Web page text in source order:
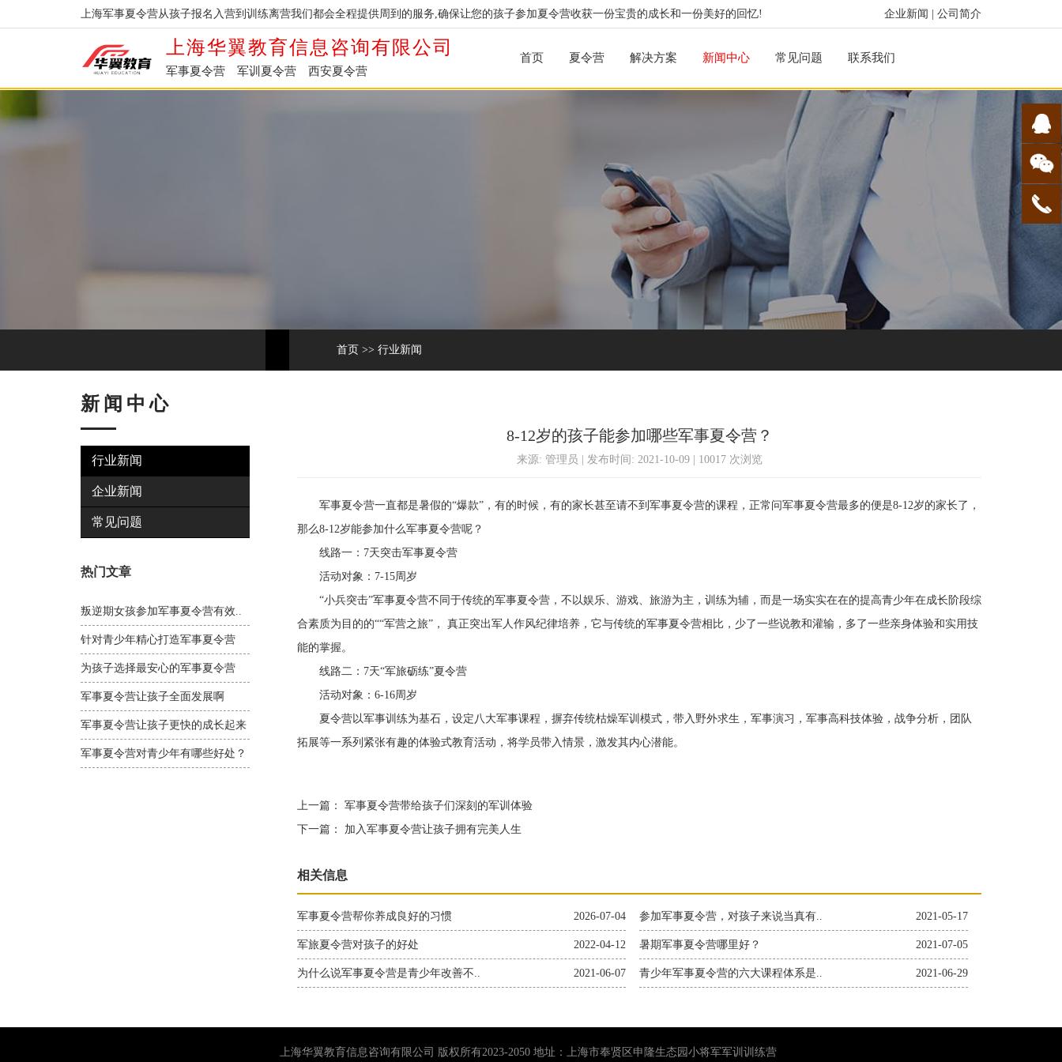
企业新闻 公司简介
上海军事夏令营从孩子报名入营到训练离营我们都会全程提供周到的服务,确保让您的孩子参加夏令营收获一份宝贵的成长和一份美好的回忆!
上海华翼教育信息咨询有限公司
军事夏令营 军训夏令营 西安夏令营
首页 夏令营 解决方案 新闻中心 常见问题 联系我们
首页 >> 行业新闻
新闻中心
行业新闻
企业新闻
常见问题
热门文章
叛逆期女孩参加军事夏令营有效..
针对青少年精心打造军事夏令营
为孩子选择最安心的军事夏令营
军事夏令营让孩子全面发展啊
军事夏令营让孩子更快的成长起来
军事夏令营对青少年有哪些好处？
8-12岁的孩子能参加哪些军事夏令营？
来源: 管理员 | 发布时间: 2021-10-09 | 10017 次浏览
军事夏令营一直都是暑假的“爆款”，有的时候，有的家长甚至请不到军事夏令营的课程，正常问军事夏令营最多的便是8-12岁的家长了，
那么8-12岁能参加什么军事夏令营呢？
线路一：7天突击军事夏令营
活动对象：7-15周岁
“小兵突击”军事夏令营不同于传统的军事夏令营，不以娱乐、游戏、旅游为主，训练为辅，而是一场实实在在的提高青少年在成长阶段综
合素质为目的的““军营之旅”， 真正突出军人作风纪律培养，它与传统的军事夏令营相比，少了一些说教和灌输，多了一些亲身体验和实用技
能的掌握。
线路二：7天“军旅砺练”夏令营
活动对象：6-16周岁
夏令营以军事训练为基石，设定八大军事课程，摒弃传统枯燥军训模式，带入野外求生，军事演习，军事高科技体验，战争分析，团队
拓展等一系列紧张有趣的体验式教育活动，将学员带入情景，激发其内心潜能。
上一篇：
军事夏令营带给孩子们深刻的军训体验
下一篇：
加入军事夏令营让孩子拥有完美人生
相关信息
2026-07-04
军事夏令营帮你养成良好的习惯 2021-05-17
参加军事夏令营，对孩子来说当真有..
2022-04-12
军旅夏令营对孩子的好处 2021-07-05
暑期军事夏令营哪里好？
2021-06-07
为什么说军事夏令营是青少年改善不.. 2021-06-29
青少年军事夏令营的六大课程体系是..
上海华翼教育信息咨询有限公司 版权所有2023-2050 地址：上海市奉贤区申隆生态园小将军军训训练营